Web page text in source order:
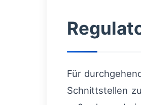
Für
Schnittstellen